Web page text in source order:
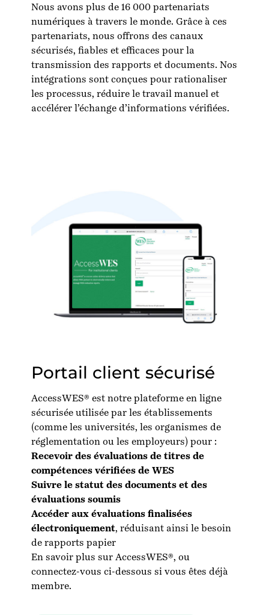
Nous avons plus de 16 000 partenariats
numériques à travers le monde. Grâce à ces
partenariats, nous offrons des canaux
sécurisés, fiables et efficaces pour la
transmission des rapports et documents. Nos
intégrations sont conçues pour rationaliser
les processus, réduire le travail manuel et
accélérer l’échange d’informations vérifiées.
Portail client sécurisé
AccessWES® est notre plateforme en ligne
sécurisée utilisée par les établissements
(comme les universités, les organismes de
réglementation ou les employeurs) pour :
Recevoir des évaluations de titres de
compétences vérifiées de WES
Suivre le statut des documents et des
évaluations soumis
Accéder aux évaluations finalisées
électroniquement, réduisant ainsi le besoin
de rapports papier
En savoir plus sur AccessWES®, ou
connectez-vous ci-dessous si vous êtes déjà
membre.